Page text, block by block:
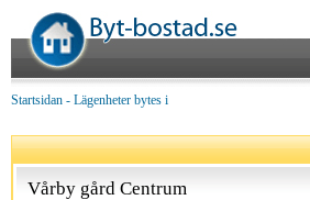
Startsidan - Lägenheter bytes i
Vårby gård Centrum